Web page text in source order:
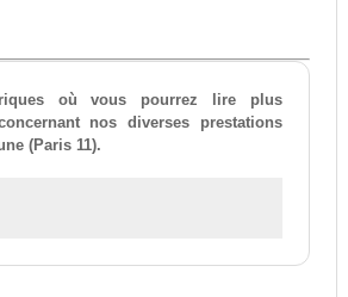
où vous pourrez lire plus
nos diverses prestations
(Paris 11).